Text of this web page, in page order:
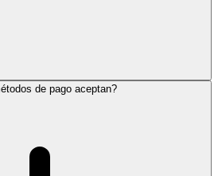
de pago aceptan?